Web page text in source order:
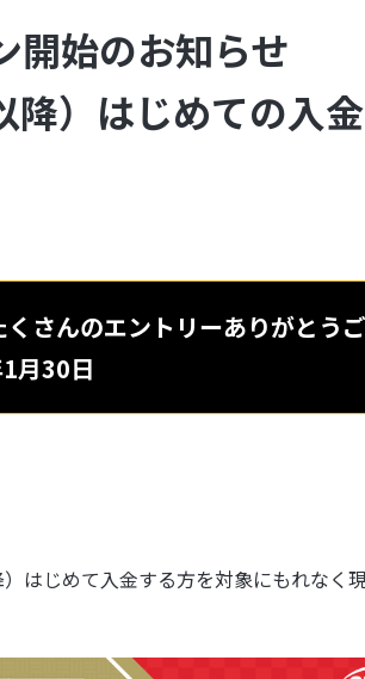
開始のお知らせ
）はじめての入
さんのエントリーありがとうご
月30日
はじめて入金する方を対象にもれなく